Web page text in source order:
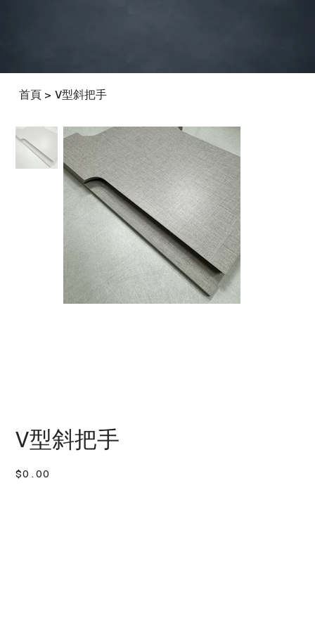
首頁 > V型斜把手
V型斜把手
價
格
$0.00